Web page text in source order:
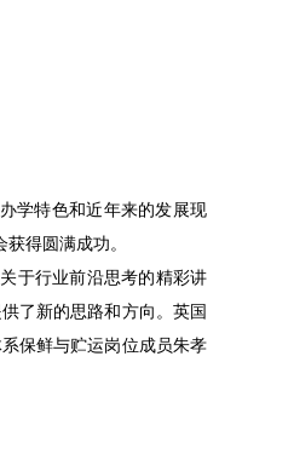
学特色和近年来的发展现
得圆满成功。
于行业前沿思考的精彩讲
了新的思路和方向。英国
保鲜与贮运岗位成员朱孝